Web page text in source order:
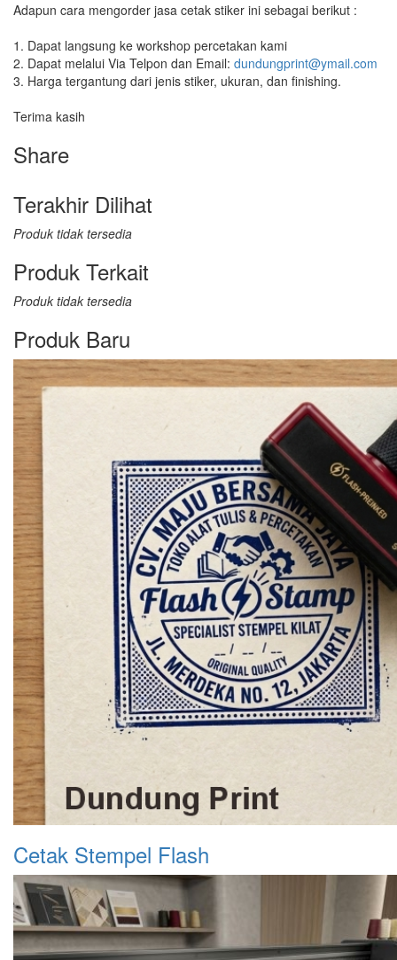
Adapun cara mengorder jasa cetak stiker ini sebagai berikut :
1. Dapat langsung ke workshop percetakan kami
2. Dapat melalui Via Telpon dan Email: dundungprint@ymail.com
3. Harga tergantung dari jenis stiker, ukuran, dan finishing.
Terima kasih
Share
Terakhir Dilihat
Produk tidak tersedia
Produk Terkait
Produk tidak tersedia
Produk Baru
Cetak Stempel Flash